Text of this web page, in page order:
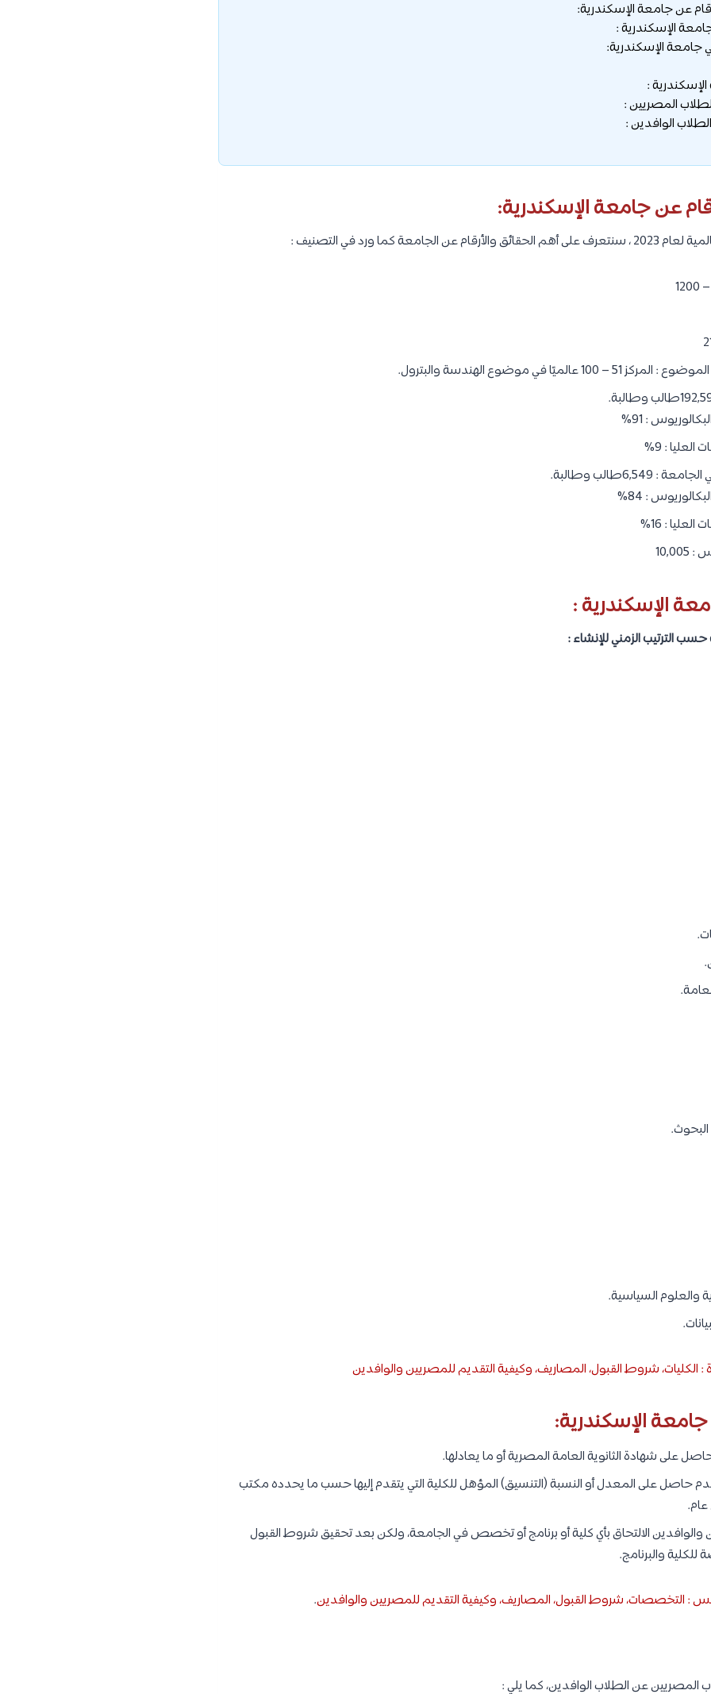
عن جامعة الإسكندرية:
الإسكندرية :
الإسكندرية:
:
المصريين :
الوافدين :
عن جامعة الإسكندرية:
في موضوع الهندسة والبترول.
: 91%
: 9%
وطالبة.
: 84%
: 16%
الإسكندرية :
الترتيب الزمني للإنشاء :
والعلوم السياسية.
الكليات، شروط القبول، المصاريف، وكيفية التقديم للمصريين والوافدين
الإسكندرية:
على شهادة الثانوية العامة المصرية أو ما يعادلها.
حاصل على المعدل أو النسبة (التنسيق) المؤهل للكلية التي يتقدم إليها حسب ما يحدده مكتب
الالتحاق بأي كلية أو برنامج أو تخصص في الجامعة، ولكن بعد تحقيق شروط القبول
والبرنامج.
شروط القبول، المصاريف، وكيفية التقديم للمصريين والوافدين.
المصريين عن الطلاب الوافدين، كما يلي :